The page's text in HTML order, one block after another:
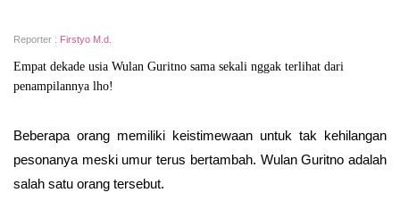
Reporter : Firstyo M.d.
Empat dekade usia Wulan Guritno sama sekali nggak terlihat dari
penampilannya lho!
Beberapa orang memiliki keistimewaan untuk tak kehilangan
pesonanya meski umur terus bertambah. Wulan Guritno adalah
salah satu orang tersebut.